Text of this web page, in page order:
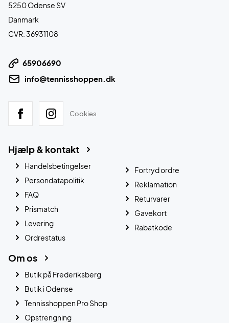
5250 Odense SV
Danmark
CVR: 36931108
65906690
info@tennisshoppen.dk
Cookies
Hjælp & kontakt
Handelsbetingelser
Persondatapolitik
FAQ
Prismatch
Levering
Ordrestatus
Fortryd ordre
Reklamation
Returvarer
Gavekort
Rabatkode
Om os
Butik på Frederiksberg
Butik i Odense
Tennisshoppen Pro Shop
Opstrengning